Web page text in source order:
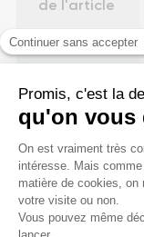
de l'article
Matière
Poids net
fixation (en
minute)
Taille de